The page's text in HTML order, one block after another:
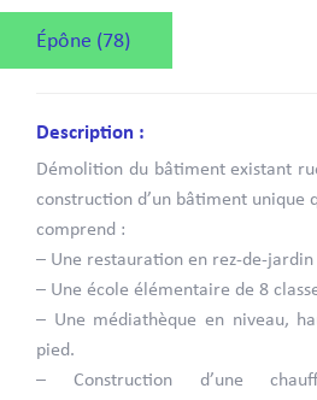
Épône (78)
Description :
Démolition du bâtiment existant
construction d’un bâtiment unique
comprend :
– Une restauration en rez-de-jardin
– Une école élémentaire de 8
– Une médiathèque en niveau,
pied.
– Construction d’une